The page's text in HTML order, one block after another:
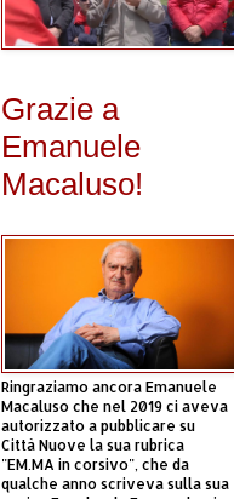
Grazie a
Emanuele
Macaluso!
Ringraziamo ancora Emanuele
Macaluso che nel 2019 ci aveva
autorizzato a pubblicare su
Città Nuove la sua rubrica
"EM.MA in corsivo", che da
qualche anno scriveva sulla sua